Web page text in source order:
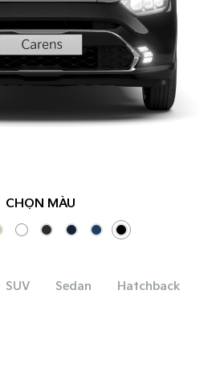
CHỌN MÀU
SUV Sedan Hatchback